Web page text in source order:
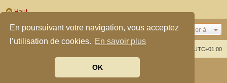
En poursuivant votre navigation, vous acceptez
l’utilisation de cookies. En savoir plus
OK
Haut
Aller à
UTC+01:00
phpBB ® Forum Software © phpBB Limited
Traduit parphpBB-fr.com